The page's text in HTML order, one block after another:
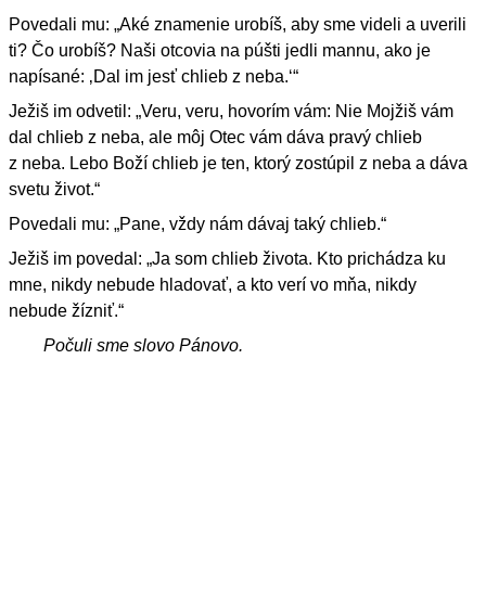
Povedali mu: „Aké znamenie urobíš, aby sme videli a uverili
ti? Čo urobíš? Naši otcovia na púšti jedli mannu, ako je
napísané: ‚Dal im jesť chlieb z neba.‘“
Ježiš im odvetil: „Veru, veru, hovorím vám: Nie Mojžiš vám
dal chlieb z neba, ale môj Otec vám dáva pravý chlieb
z neba. Lebo Boží chlieb je ten, ktorý zostúpil z neba a dáva
svetu život.“
Povedali mu: „Pane, vždy nám dávaj taký chlieb.“
Ježiš im povedal: „Ja som chlieb života. Kto prichádza ku
mne, nikdy nebude hladovať, a kto verí vo mňa, nikdy
nebude žízniť.“
Počuli sme slovo Pánovo.